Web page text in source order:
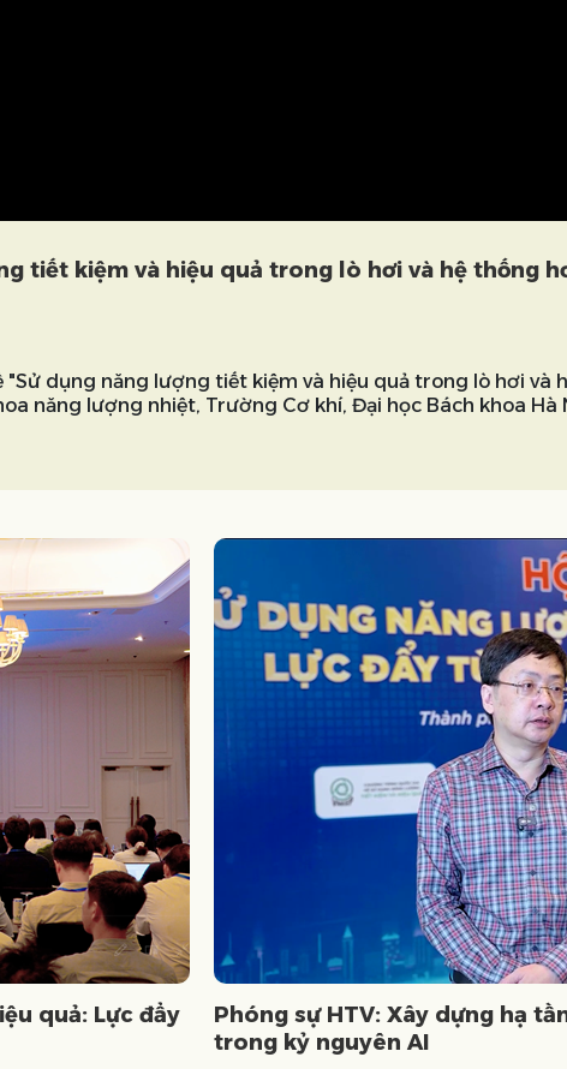
tiết kiệm và hiệu quả trong lò hơi và hệ thống
dụng năng lượng tiết kiệm và hiệu quả trong lò hơi và
năng lượng nhiệt, Trường Cơ khí, Đại học Bách khoa Hà
quả: Lực đẩy
Phóng sự HTV: Xây dựng hạ
trong kỷ nguyên AI